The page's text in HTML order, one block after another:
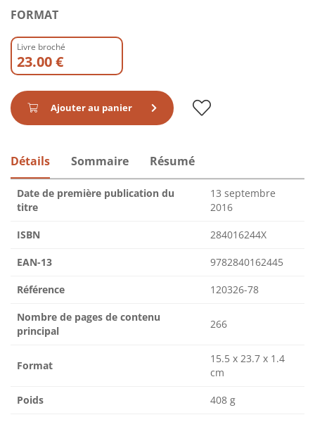
FORMAT
Livre broché
23.00 €
Ajouter au panier
Détails Sommaire Résumé
Date de première publication du
titre
13 septembre
2016
ISBN 284016244X
EAN-13 9782840162445
Référence 120326-78
Nombre de pages de contenu
principal
266
Format
15.5 x 23.7 x 1.4
cm
Poids 408 g